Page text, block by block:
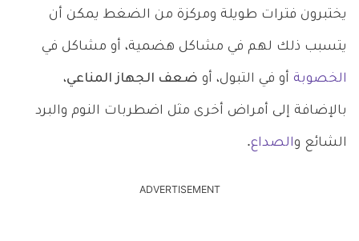
يختبرون فترات طويلة ومركزة من الضغط يمكن أن
يتسبب ذلك لهم في مشاكل هضمية، أو مشاكل في
الخصوبة أو في التبول، أو ضعف الجهاز المناعي،
بالإضافة إلى أمراض أخرى مثل اضطربات النوم والبرد
الشائع والصداع.
ADVERTISEMENT